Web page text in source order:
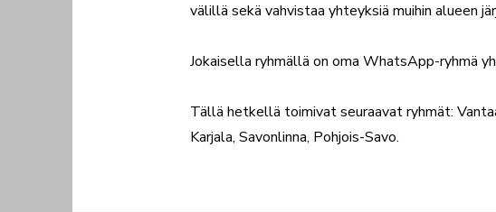
välillä sekä vahvistaa yhteyksiä muihin alueen
Jokaisella ryhmällä on oma WhatsApp-ryhmä
Tällä hetkellä toimivat seuraavat ryhmät:
Karjala, Savonlinna, Pohjois-Savo.